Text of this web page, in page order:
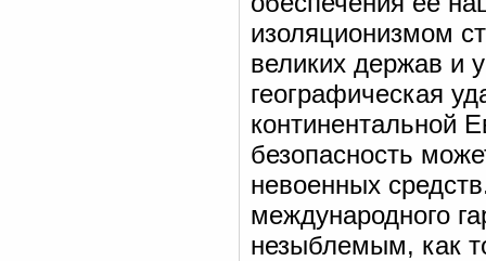
изоляционизмом
великих держав и
географическая
континентальной
безопасность
невоенных
международного
незыблемым, как